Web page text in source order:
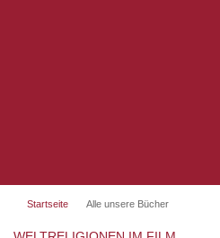
Startseite Alle unsere Bücher